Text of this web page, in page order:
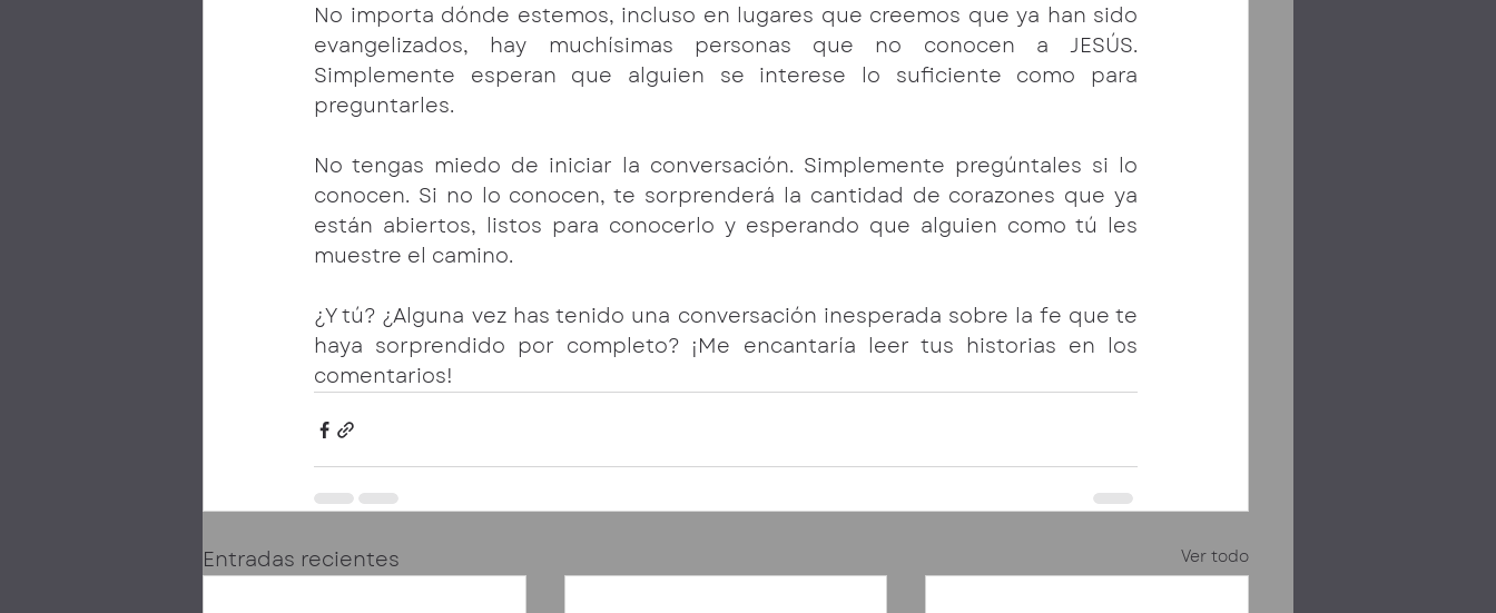
No importa dónde estemos, incluso en lugares que creemos que ya han sido
evangelizados, hay muchísimas personas que no conocen a JESÚS.
Simplemente esperan que alguien se interese lo suficiente como para
preguntarles.
No tengas miedo de iniciar la conversación. Simplemente pregúntales si lo
conocen. Si no lo conocen, te sorprenderá la cantidad de corazones que ya
están abiertos, listos para conocerlo y esperando que alguien como tú les
muestre el camino.
¿Y tú? ¿Alguna vez has tenido una conversación inesperada sobre la fe que te
haya sorprendido por completo? ¡Me encantaría leer tus historias en los
comentarios!
Entradas recientes Ver todo